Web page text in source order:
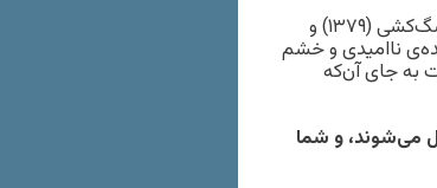
به نظر من، تغییر سبک و دگرگونی شخصیت‌های زن در دو فیلم آخر او، یعنی سگ‌کشی (۱۳۷۹) و
ناامیدی و خشم
به جای آن‌که
می‌شوند، و شما